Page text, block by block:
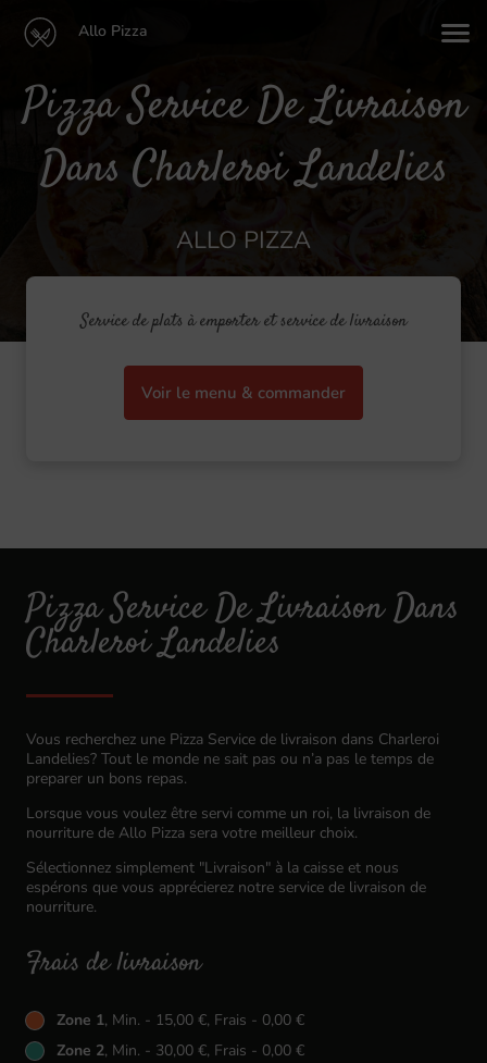
Allo Pizza
Pizza Service De Livraison
Dans Charleroi Landelies
ALLO PIZZA
Service de plats à emporter et service de livraison
Voir le menu & commander
Pizza Service De Livraison Dans
Charleroi Landelies
Vous recherchez une Pizza Service de livraison dans Charleroi
Landelies? Tout le monde ne sait pas ou n’a pas le temps de
preparer un bons repas.
Lorsque vous voulez être servi comme un roi, la livraison de
nourriture de Allo Pizza sera votre meilleur choix.
Sélectionnez simplement "Livraison" à la caisse et nous
espérons que vous apprécierez notre service de livraison de
nourriture.
Frais de livraison
Zone 1, Min. - 15,00 €, Frais - 0,00 €
Zone 2, Min. - 30,00 €, Frais - 0,00 €